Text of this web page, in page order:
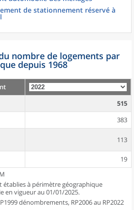
de stationnement réservé à
nombre de logements par
depuis 1968
515
383
113
19
établies à périmètre géographique
en vigueur au 01/01/2025.
dénombrements, RP2006 au RP2022